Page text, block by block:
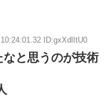
ID:gxXdlItU0
と思うのが技術